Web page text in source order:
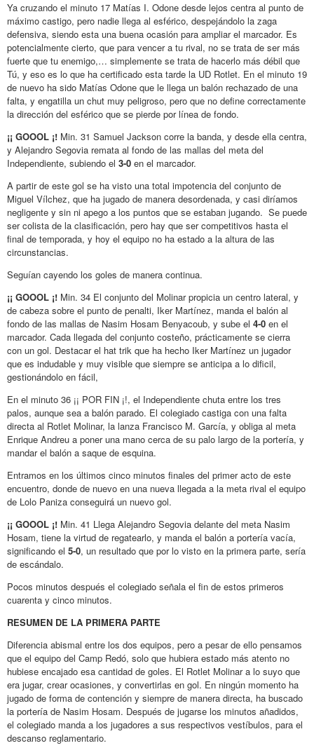
Ya cruzando el minuto 17 Matías I. Odone desde lejos centra al punto de
máximo castigo, pero nadie llega al esférico, despejándolo la zaga
defensiva, siendo esta una buena ocasión para ampliar el marcador. Es
potencialmente cierto, que para vencer a tu rival, no se trata de ser más
fuerte que tu enemigo,… simplemente se trata de hacerlo más débil que
Tú, y eso es lo que ha certificado esta tarde la UD Rotlet. En el minuto 19
de nuevo ha sido Matías Odone que le llega un balón rechazado de una
falta, y engatilla un chut muy peligroso, pero que no define correctamente
la dirección del esférico que se pierde por línea de fondo.
¡¡ GOOOL ¡! Min. 31 Samuel Jackson corre la banda, y desde ella centra,
y Alejandro Segovia remata al fondo de las mallas del meta del
Independiente, subiendo el 3-0 en el marcador.
A partir de este gol se ha visto una total impotencia del conjunto de
Miguel Vílchez, que ha jugado de manera desordenada, y casi diríamos
negligente y sin ni apego a los puntos que se estaban jugando. Se puede
ser colista de la clasificación, pero hay que ser competitivos hasta el
final de temporada, y hoy el equipo no ha estado a la altura de las
circunstancias.
Seguían cayendo los goles de manera continua.
¡¡ GOOOL ¡! Min. 34 El conjunto del Molinar propicia un centro lateral, y
de cabeza sobre el punto de penalti, Iker Martínez, manda el balón al
fondo de las mallas de Nasim Hosam Benyacoub, y sube el 4-0 en el
marcador. Cada llegada del conjunto costeño, prácticamente se cierra
con un gol. Destacar el hat trik que ha hecho Iker Martínez un jugador
que es indudable y muy visible que siempre se anticipa a lo dificil,
gestionándolo en fácil,
En el minuto 36 ¡¡ POR FIN ¡!, el Independiente chuta entre los tres
palos, aunque sea a balón parado. El colegiado castiga con una falta
directa al Rotlet Molinar, la lanza Francisco M. García, y obliga al meta
Enrique Andreu a poner una mano cerca de su palo largo de la portería, y
mandar el balón a saque de esquina.
Entramos en los últimos cinco minutos finales del primer acto de este
encuentro, donde de nuevo en una nueva llegada a la meta rival el equipo
de Lolo Paniza conseguirá un nuevo gol.
¡¡ GOOOL ¡! Min. 41 Llega Alejandro Segovia delante del meta Nasim
Hosam, tiene la virtud de regatearlo, y manda el balón a portería vacía,
significando el 5-0, un resultado que por lo visto en la primera parte, sería
de escándalo.
Pocos minutos después el colegiado señala el fin de estos primeros
cuarenta y cinco minutos.
RESUMEN DE LA PRIMERA PARTE
Diferencia abismal entre los dos equipos, pero a pesar de ello pensamos
que el equipo del Camp Redó, solo que hubiera estado más atento no
hubiese encajado esa cantidad de goles. El Rotlet Molinar a lo suyo que
era jugar, crear ocasiones, y convertirlas en gol. En ningún momento ha
jugado de forma de contención y siempre de manera directa, ha buscado
la portería de Nasim Hosam. Después de jugarse los minutos añadidos,
el colegiado manda a los jugadores a sus respectivos vestíbulos, para el
descanso reglamentario.